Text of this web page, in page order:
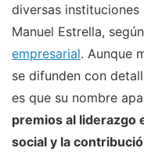
diversas
Manuel Estrella,
empresarial. Aunque
se difunden con
es que su nombre
premios al liderazgo
social y la